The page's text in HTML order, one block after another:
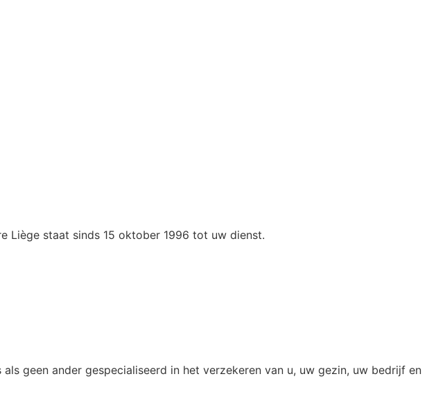
Liège staat sinds 15 oktober 1996 tot uw dienst.
geen ander gespecialiseerd in het verzekeren van u, uw gezin, uw bedrijf en